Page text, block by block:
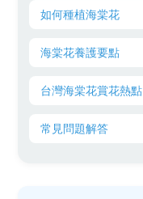
如何種植海棠花
海棠花養護要點
台灣海棠花賞花熱點
常見問題解答